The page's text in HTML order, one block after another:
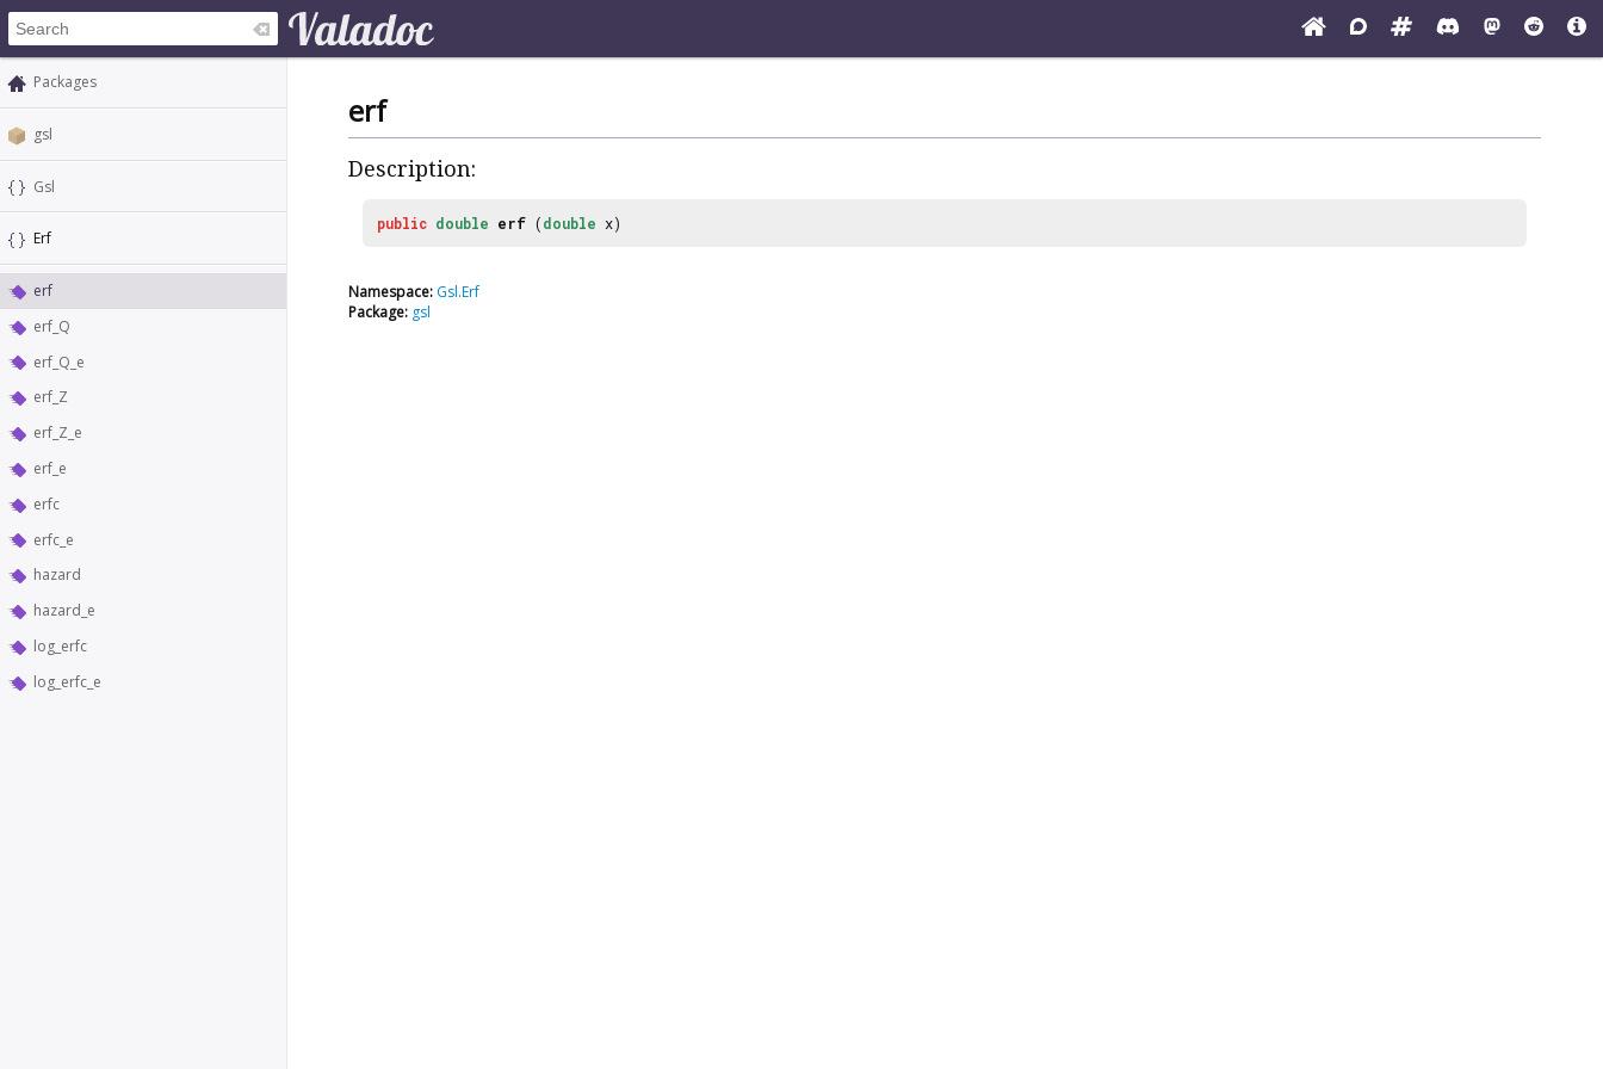
Packages
gsl
Gsl
Erf
erf
erf_Q
erf_Q_e
erf_Z
erf_Z_e
erf_e
erfc
erfc_e
hazard
hazard_e
log_erfc
log_erfc_e
erf
Description:
public double erf (double x)
Namespace: Gsl.Erf
Package: gsl